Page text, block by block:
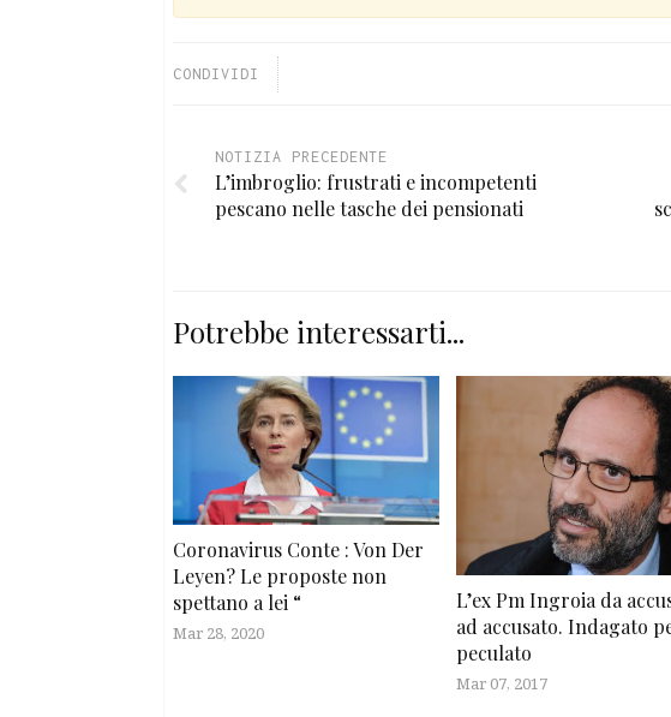
CONDIVIDI
NOTIZIA PRECEDENTE
L’imbroglio: frustrati e incompetenti
pescano nelle tasche dei pensionati
Potrebbe interessarti...
Coronavirus Conte : Von Der
Leyen? Le proposte non
spettano a lei “
Mar 28, 2020
L’ex Pm Ingroia da
ad accusato. Indagato
peculato
Mar 07, 2017